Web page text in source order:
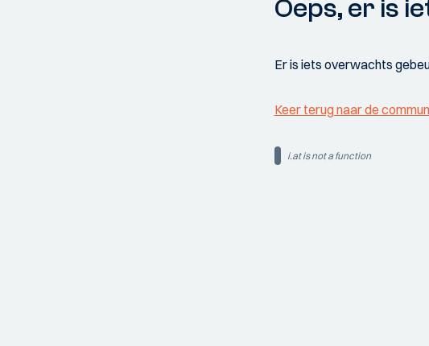
Oeps, er is
Er is iets overwachts
Keer terug naar de
i.at is not a function